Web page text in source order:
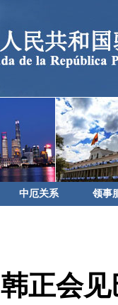
中厄关系 领事
韩正会